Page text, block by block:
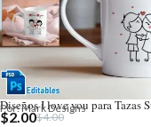
Por: Mark Designs
$4.00
$2.00